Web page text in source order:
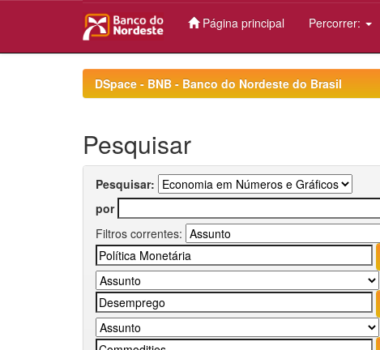
Página principal Percorrer:
DSpace - BNB - Banco do Nordeste do Brasil
Pesquisar
Pesquisar:
por
Filtros correntes: